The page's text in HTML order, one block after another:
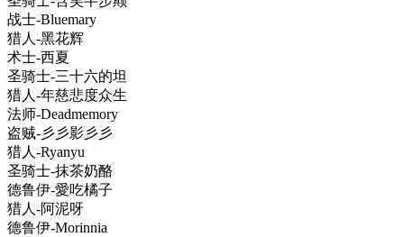
战士-Bluemary
猎人-黑花辉
术士-西夏
圣骑士-三十六的坦
猎人-年慈悲度众生
法师-Deadmemory
盗贼-彡彡影彡彡
猎人-Ryanyu
圣骑士-抹茶奶酪
德鲁伊-愛吃橘子
猎人-阿泥呀
德鲁伊-Morinnia